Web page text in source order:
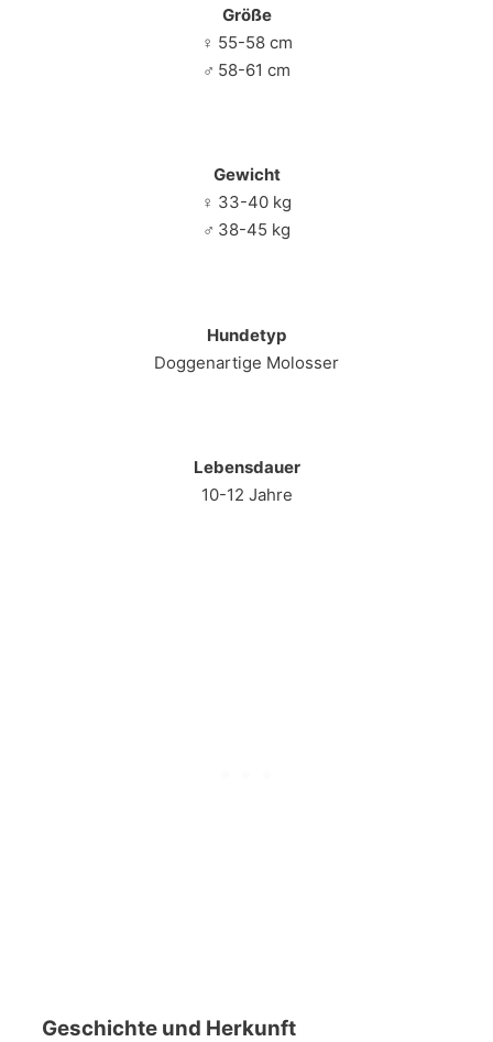
Größe
♀ 55-58 cm
♂ 58-61 cm
Gewicht
♀ 33-40 kg
♂ 38-45 kg
Hundetyp
Doggenartige Molosser
Lebensdauer
10-12 Jahre
Geschichte und Herkunft